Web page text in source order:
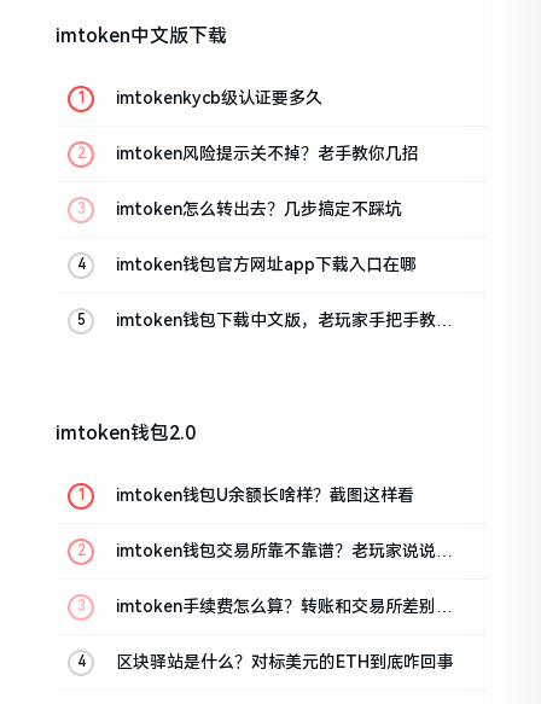
imtoken中文版下载
imtokenkycb级认证要多久
imtoken风险提示关不掉？老手教你几招
imtoken怎么转出去？几步搞定不踩坑
imtoken钱包官方网址app下载入口在哪
imtoken钱包下载中文版，老玩家手把手教你
imtoken钱包2.0
imtoken钱包U余额长啥样？截图这样看
imtoken钱包交易所靠不靠谱？老玩家说说心
imtoken手续费怎么算？转账和交易所差别大
区块驿站是什么？对标美元的ETH到底咋回事